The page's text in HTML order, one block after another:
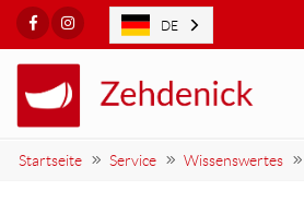
FacebookInstagram
Startseite Service Wissenswertes
DE